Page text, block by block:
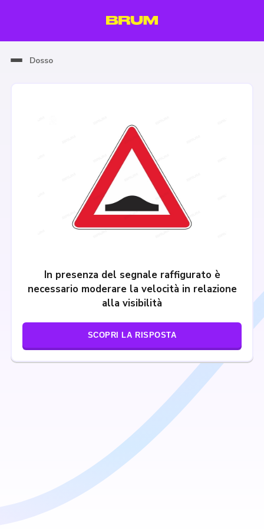
Dosso
In presenza del segnale raffigurato è
necessario moderare la velocità in relazione
alla visibilità
SCOPRI LA RISPOSTA